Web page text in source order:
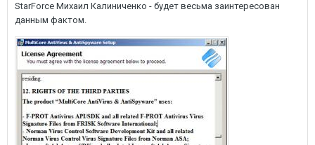
StarForce Михаил Калиниченко - будет весьма заинтересован
данным фактом.